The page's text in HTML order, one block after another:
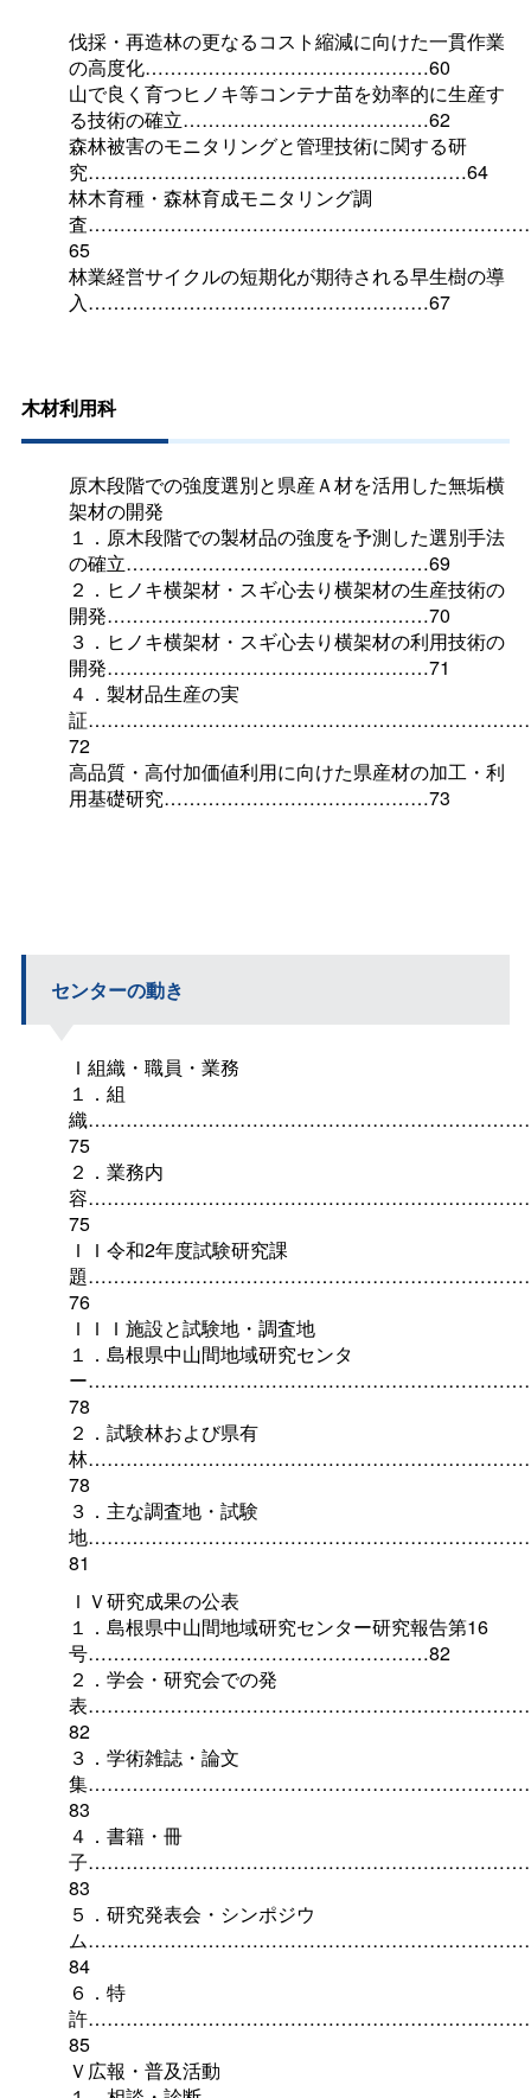
伐採・再造林の更なるコスト縮減に向けた一貫作業
の高度化………………………………………60
山で良く育つヒノキ等コンテナ苗を効率的に生産す
る技術の確立…………………………………62
森林被害のモニタリングと管理技術に関する研
究……………………………………………………64
林木育種・森林育成モニタリング調
査
65
林業経営サイクルの短期化が期待される早生樹の導
入………………………………………………67
木材利用科
原木段階での強度選別と県産Ａ材を活用した無垢横
架材の開発
１．原木段階での製材品の強度を予測した選別手法
の確立…………………………………………69
２．ヒノキ横架材・スギ心去り横架材の生産技術の
開発……………………………………………70
３．ヒノキ横架材・スギ心去り横架材の利用技術の
開発……………………………………………71
４．製材品生産の実
証
72
高品質・高付加価値利用に向けた県産材の加工・利
用基礎研究……………………………………73
センターの動き
Ｉ組織・職員・業務
１．組
織
75
２．業務内
容
75
ＩＩ令和2年度試験研究課
題
76
ＩＩＩ施設と試験地・調査地
１．島根県中山間地域研究センタ
ー
78
２．試験林および県有
林
78
３．主な調査地・試験
地
81
ＩＶ研究成果の公表
１．島根県中山間地域研究センター研究報告第16
号………………………………………………82
２．学会・研究会での発
表
82
３．学術雑誌・論文
集
83
４．書籍・冊
子
83
５．研究発表会・シンポジウ
ム
84
６．特
許
85
Ｖ広報・普及活動